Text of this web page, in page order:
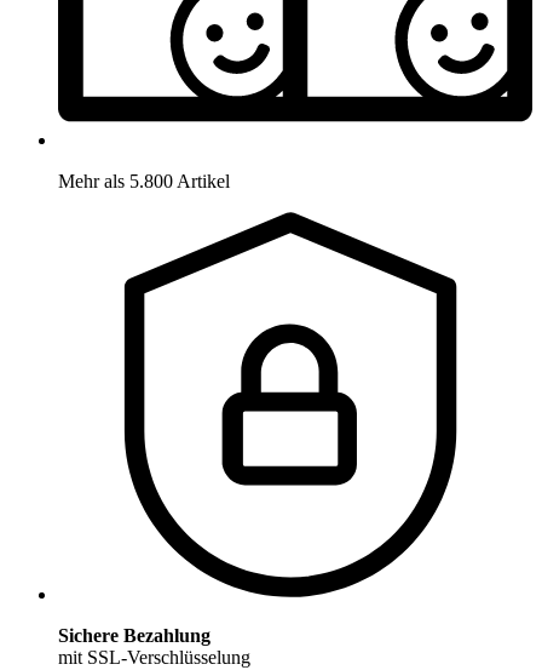
Mehr als 5.800 Artikel
Sichere Bezahlung
mit SSL-Verschlüsselung